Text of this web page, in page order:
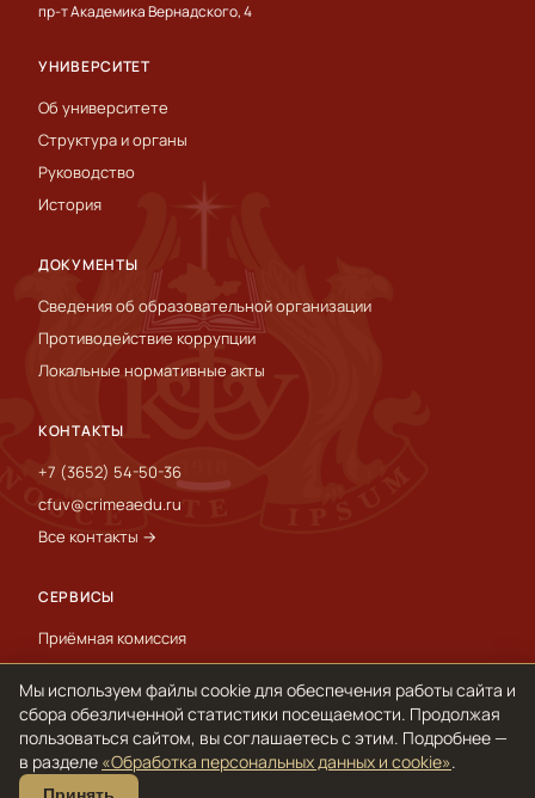
пр-т Академика Вернадского, 4
УНИВЕРСИТЕТ
Об университете
Структура и органы
Руководство
История
ДОКУМЕНТЫ
Сведения об образовательной организации
Противодействие коррупции
Локальные нормативные акты
КОНТАКТЫ
+7 (3652) 54-50-36
cfuv@crimeaedu.ru
Все контакты →
СЕРВИСЫ
Приёмная комиссия
Пресс-служба
International
© 1918–2026 ФГАОУ ВО «КФУ им. В. И. Вернадского»
Мы используем файлы cookie для обеспечения работы сайта и
сбора обезличенной статистики посещаемости. Продолжая
пользоваться сайтом, вы соглашаетесь с этим. Подробнее —
в разделе «Обработка персональных данных и cookie».